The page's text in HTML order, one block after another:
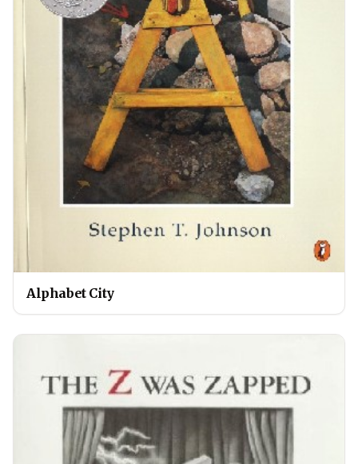
Alphabet City